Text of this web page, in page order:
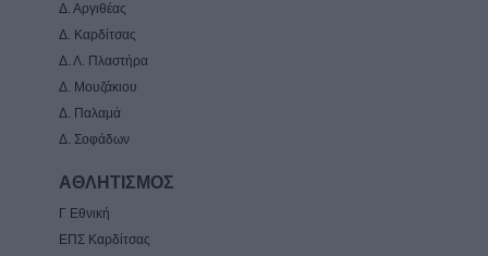
Δ. Αργιθέας
Δ. Καρδίτσας
Δ. Λ. Πλαστήρα
Δ. Μουζάκιου
Δ. Παλαμά
Δ. Σοφάδων
ΑΘΛΗΤΙΣΜΟΣ
Γ Εθνική
ΕΠΣ Καρδίτσας